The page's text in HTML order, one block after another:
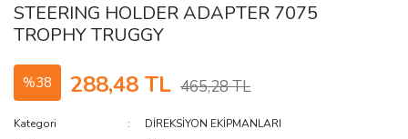
STEERING HOLDER ADAPTER 7075
TROPHY TRUGGY
%38 288,48 TL 465,28 TL
Kategori
DİREKSİYON EKİPMANLARI